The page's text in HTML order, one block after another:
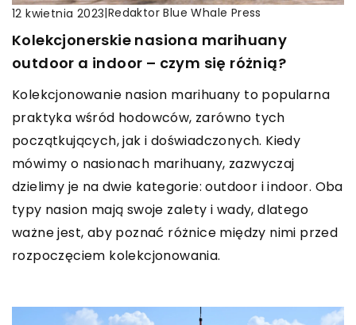
12 kwietnia 2023|Redaktor Blue Whale Press
Kolekcjonerskie nasiona marihuany
outdoor a indoor – czym się różnią?
Kolekcjonowanie nasion marihuany to popularna
praktyka wśród hodowców, zarówno tych
początkujących, jak i doświadczonych. Kiedy
mówimy o nasionach marihuany, zazwyczaj
dzielimy je na dwie kategorie: outdoor i indoor. Oba
typy nasion mają swoje zalety i wady, dlatego
ważne jest, aby poznać różnice między nimi przed
rozpoczęciem kolekcjonowania.